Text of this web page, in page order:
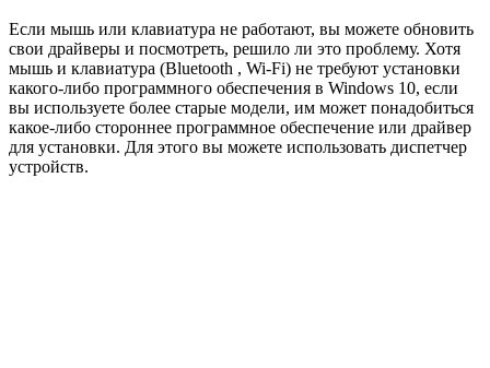
Если мышь или клавиатура не работают, вы можете обновить
свои драйверы и посмотреть, решило ли это проблему. Хотя
мышь и клавиатура (Bluetooth , Wi-Fi) не требуют установки
какого-либо программного обеспечения в Windows 10, если
вы используете более старые модели, им может понадобиться
какое-либо стороннее программное обеспечение или драйвер
для установки. Для этого вы можете использовать диспетчер
устройств.